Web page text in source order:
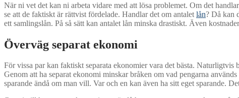
När ni vet det kan ni arbeta vidare med att lösa problemet. Om det
se att de faktiskt är rättvist fördelade. Handlar det om antalet lån? Då kan
ett samlingslån. På så sätt kan antalet lån minska drastiskt. Även
Överväg separat ekonomi
För vissa par kan faktiskt separata ekonomier vara det bästa.
Genom att ha separat ekonomi minskar bråken om vad pengarna
sparande ändå om man vill. Var och en kan även ha sitt eget sparande.